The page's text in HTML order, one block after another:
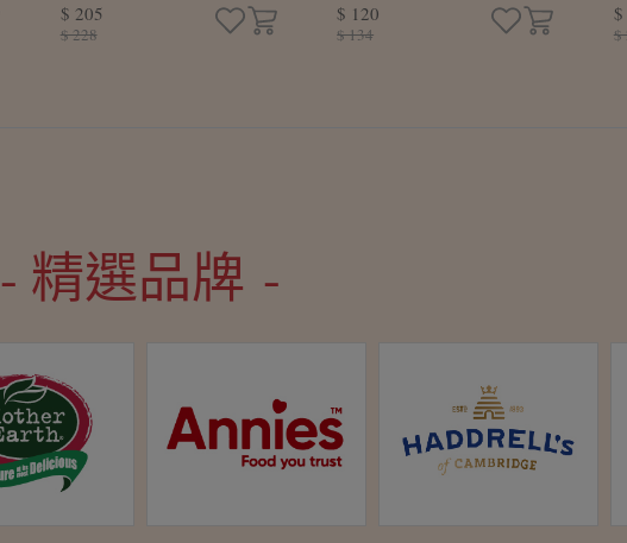
腐皮捲(4條/盒)
$ 205
$ 228
叉燒包(3顆/盒)
$ 120
$ 134
$
$
- 精選品牌 -